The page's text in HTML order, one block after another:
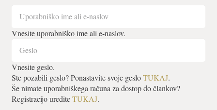
Vnesite uporabniško ime ali e-naslov.
Vnesite geslo.
Ste pozabili geslo? Ponastavite svoje gesloTUKAJ.
Še nimate uporabniškega računa za dostop do člankov?
Registracijo urediteTUKAJ.